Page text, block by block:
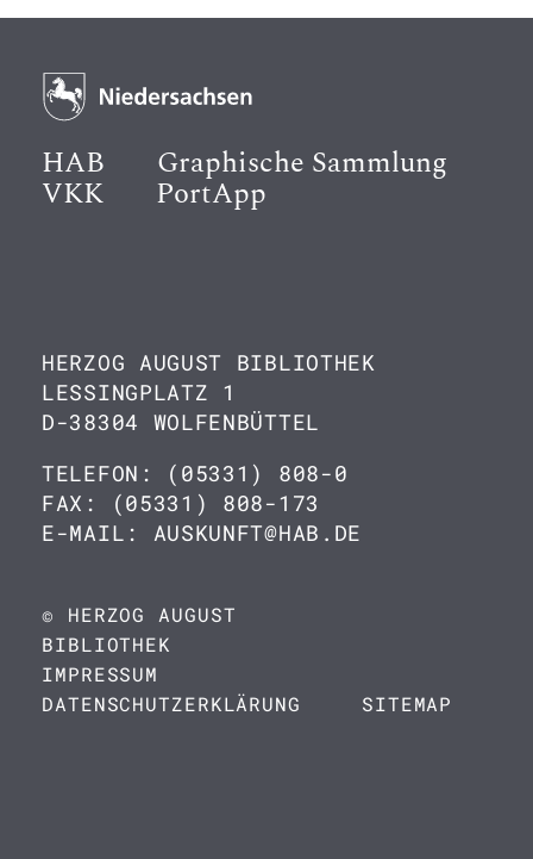
HAB Graphische Sammlung
VKK PortApp
HERZOG AUGUST BIBLIOTHEK
LESSINGPLATZ 1
D-38304 WOLFENBÜTTEL
TELEFON: (05331) 808-0
FAX: (05331) 808-173
E-MAIL: AUSKUNFT@HAB.DE
© HERZOG AUGUST
BIBLIOTHEK
IMPRESSUM
DATENSCHUTZERKLÄRUNG
SITEMAP